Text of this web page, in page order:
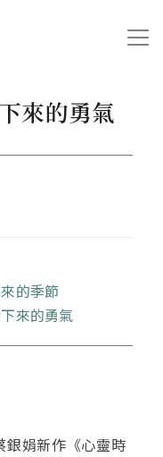
來的勇氣
的台語人，愛聽
的季節
來的勇氣
銀娟新作《心靈時